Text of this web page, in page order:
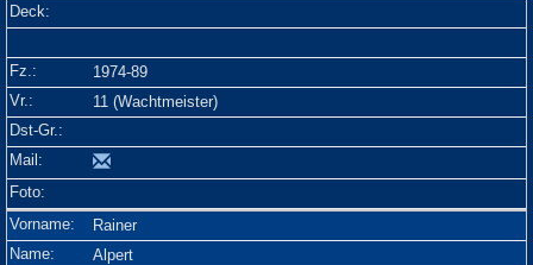
1974-89
11 (Wachtmeister)
Rainer
Alpert